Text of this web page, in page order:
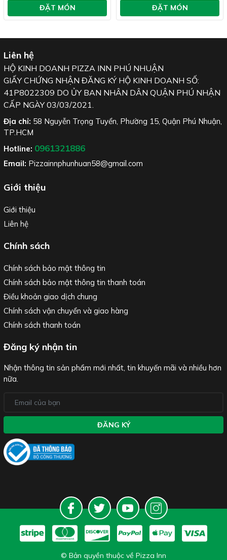
ĐẶT MÓN
ĐẶT MÓN
Liên hệ
HỘ KINH DOANH PIZZA INN PHÚ NHUẬN
GIẤY CHỨNG NHẬN ĐĂNG KÝ HỘ KINH DOANH SỐ:
41P8022309 DO ỦY BAN NHÂN DÂN QUẬN PHÚ NHẬN
CẤP NGÀY 03/03/2021.
Địa chỉ: 58 Nguyễn Trọng Tuyển, Phường 15, Quận Phú Nhuận,
TP.HCM
Hotline: 0961321886
Email: Pizzainnphunhuan58@gmail.com
Giới thiệu
Giới thiệu
Liên hệ
Chính sách
Chính sách bảo mật thông tin
Chính sách bảo mật thông tin thanh toán
Điều khoản giao dịch chung
Chính sách vận chuyển và giao hàng
Chính sách thanh toán
Đăng ký nhận tin
Nhận thông tin sản phẩm mới nhất, tin khuyến mãi và nhiều hơn
nữa.
ĐĂNG KÝ
© Bản quyền thuộc về Pizza Inn